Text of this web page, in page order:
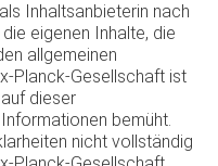
Inhaltsanbieterin nach
eigenen Inhalte, die
allgemeinen
Planck-Gesellschaft ist
dieser
bemüht.
nicht vollständig